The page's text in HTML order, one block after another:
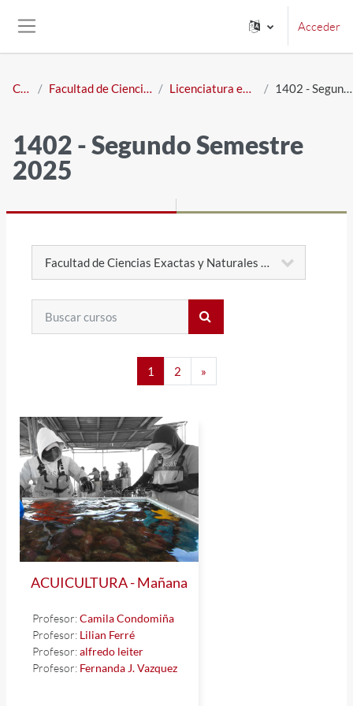
Acceder
Cursos Facultad de Ciencias Exactas y Naturales Licenciatura en Ciencias Biológicas 1402 - Segundo Semestre 2025
1402 - Segundo Semestre
2025
Categorías
1 Página 1
2Página 2
»Siguiente página
ACUICULTURA - Mañana
Profesor:Camila Condomiña
Profesor: Lilian Ferré
Profesor:alfredo leiter
Profesor: Fernanda J. Vazquez